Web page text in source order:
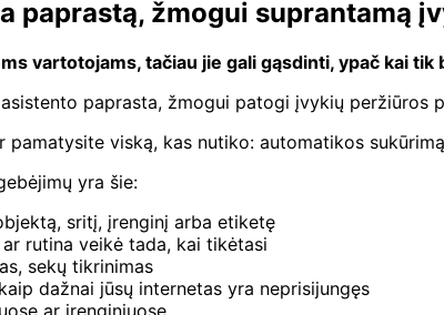
paprastą, žmogui suprantamą
vartotojams, tačiau jie gali gąsdinti, ypač kai
paprasta, žmogui patogi įvykių peržiūros
pamatysite viską, kas nutiko: automatikos
yra šie:
sritį, įrenginį arba etiketę
rutina veikė tada, kai tikėtasi
sekų tikrinimas
dažnai jūsų internetas yra neprisijungęs